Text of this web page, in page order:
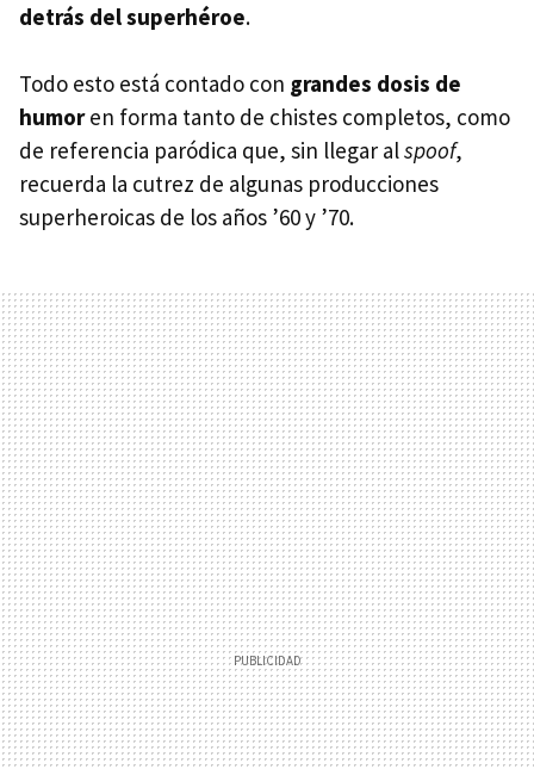
detrás del superhéroe.
Todo esto está contado con grandes dosis de
humoren forma tanto de chistes completos, como
de referencia paródica que, sin llegar alspoof,
recuerda la cutrez de algunas producciones
superheroicas de los años ’60 y ’70.